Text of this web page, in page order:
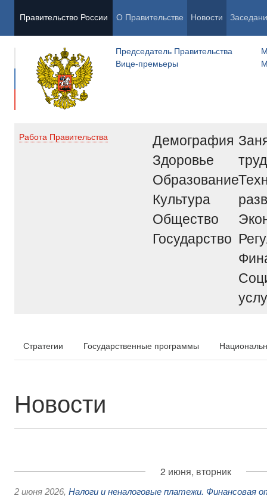
Правительство России О Правительстве Новости
Председатель Правительства
Вице-премьеры
Работа Правительства
Демография
Здоровье
Образование
Культура
Общество
Государство
труд
Стратегии Государственные программы
Новости
2 июня, вторник
2 июня 2026, Налоги и неналоговые платежи. Финансовая